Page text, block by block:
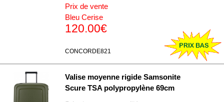
Prix de vente
Bleu Cerise
120.00€
CONCORDE821
Valise moyenne rigide Samsonite
Scure TSA polypropylène 69cm